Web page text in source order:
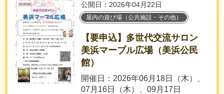
公開日：2026年04月22日
屋内の遊び場（公共施設・その他）
【要申込】多世代交流サロン
美浜マーブル広場（美浜公民
館）
開催日：2026年06月18日（木）、
07月16日（木）、09月17日